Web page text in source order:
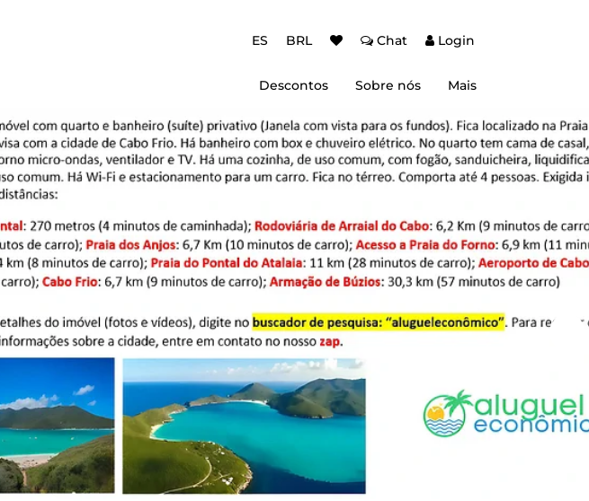
ES BRL Chat Login
Descontos
Promoção Baixa Temporada
Cupom de desconto
Sobre nós Mais
Autenticação de dois fatores (2FA)
Dicas de Viagem